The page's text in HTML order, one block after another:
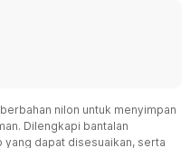
nilon untuk menyimpan
Dilengkapi bantalan
dapat disesuaikan, serta